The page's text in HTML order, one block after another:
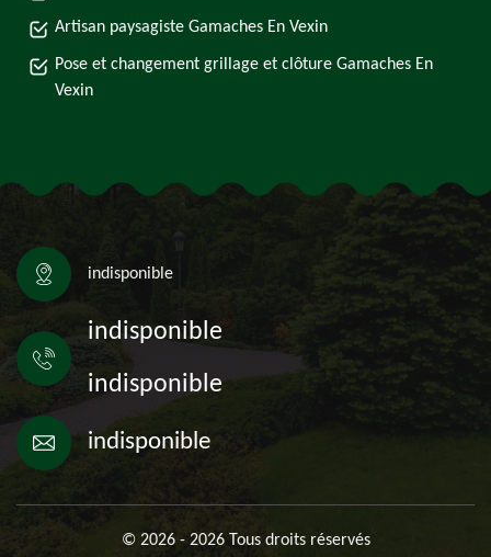
Artisan paysagiste Gamaches En Vexin
Pose et changement grillage et clôture Gamaches En
Vexin
indisponible
indisponible
indisponible
indisponible
© 2026 - 2026 Tous droits réservés